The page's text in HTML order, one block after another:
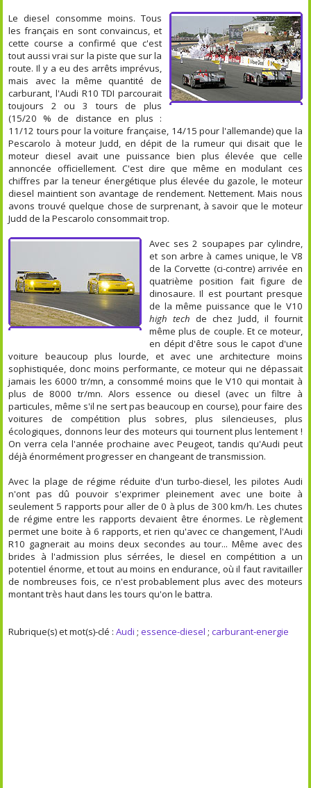
Le diesel consomme moins. Tous
les français en sont convaincus, et
cette course a confirmé que c'est
tout aussi vrai sur la piste que sur la
route. Il y a eu des arrêts imprévus,
mais avec la même quantité de
carburant, l'Audi R10 TDI parcourait
toujours 2 ou 3 tours de plus
(15/20 % de distance en plus :
11/12 tours pour la voiture française, 14/15 pour l'allemande) que la
Pescarolo à moteur Judd, en dépit de la rumeur qui disait que le
moteur diesel avait une puissance bien plus élevée que celle
annoncée officiellement. C'est dire que même en modulant ces
chiffres par la teneur énergétique plus élevée du gazole, le moteur
diesel maintient son avantage de rendement. Nettement. Mais nous
avons trouvé quelque chose de surprenant, à savoir que le moteur
Judd de la Pescarolo consommait trop.
Avec ses 2 soupapes par cylindre,
et son arbre à cames unique, le V8
de la Corvette (ci-contre) arrivée en
quatrième position fait figure de
dinosaure. Il est pourtant presque
de la même puissance que le V10
high tech de chez Judd, il fournit
même plus de couple. Et ce moteur,
en dépit d'être sous le capot d'une
voiture beaucoup plus lourde, et avec une architecture moins
sophistiquée, donc moins performante, ce moteur qui ne dépassait
jamais les 6000 tr/mn, a consommé moins que le V10 qui montait à
plus de 8000 tr/mn. Alors essence ou diesel (avec un filtre à
particules, même s'il ne sert pas beaucoup en course), pour faire des
voitures de compétition plus sobres, plus silencieuses, plus
écologiques, donnons leur des moteurs qui tournent plus lentement !
On verra cela l'année prochaine avec Peugeot, tandis qu'Audi peut
déjà énormément progresser en changeant de transmission.
Avec la plage de régime réduite d'un turbo-diesel, les pilotes Audi
n'ont pas dû pouvoir s'exprimer pleinement avec une boite à
seulement 5 rapports pour aller de 0 à plus de 300 km/h. Les chutes
de régime entre les rapports devaient être énormes. Le règlement
permet une boite à 6 rapports, et rien qu'avec ce changement, l'Audi
R10 gagnerait au moins deux secondes au tour... Même avec des
brides à l'admission plus sérrées, le diesel en compétition a un
potentiel énorme, et tout au moins en endurance, où il faut ravitailler
de nombreuses fois, ce n'est probablement plus avec des moteurs
montant très haut dans les tours qu'on le battra.
Rubrique(s) et mot(s)-clé :Audi ;essence-diesel ;carburant-energie